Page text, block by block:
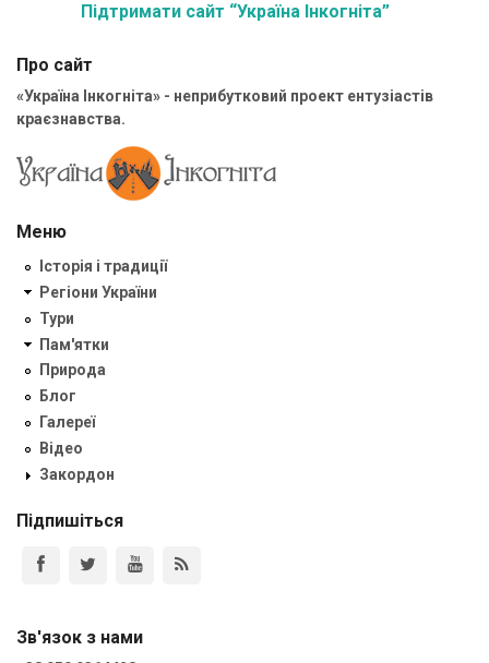
Підтримати сайт “Україна Інкогніта”
Про сайт
«Україна Інкогніта» - неприбутковий проект ентузіастів
краєзнавства.
Меню
Історія і традиції
Регіони України
Тури
Пам'ятки
Природа
Блог
Галереї
Відео
Закордон
Підпишіться
Зв'язок з нами